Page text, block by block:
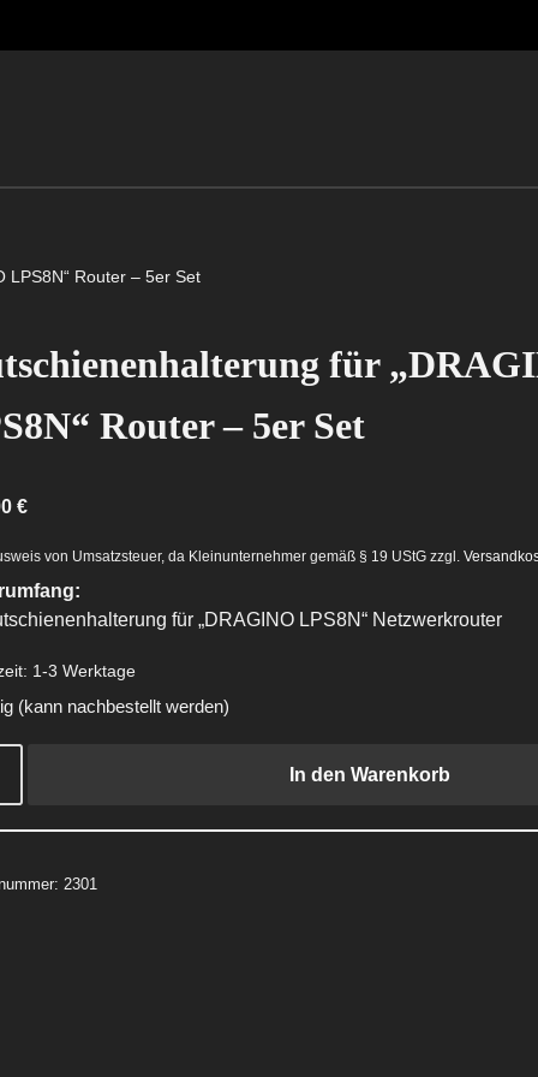
LPS8N“ Router – 5er Set
für
Router – 5er Set
€
von Umsatzsteuer, da Kleinunternehmer gemäß § 19 UStG zzgl.
für „DRAGINO LPS8N“ Netzwerkrouter
1-3 Werktage
(kann nachbestellt werden)
In den Warenkorb
2301